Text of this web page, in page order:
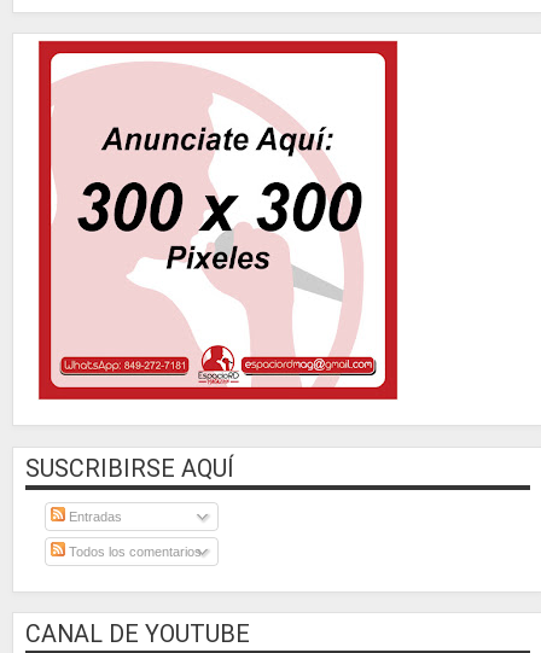
SUSCRIBIRSE AQUÍ
Entradas
Todos los comentarios
CANAL DE YOUTUBE